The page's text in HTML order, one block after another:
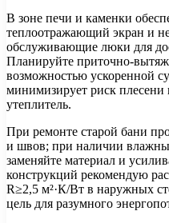
В зоне печи и каменки
теплоотражающий экран и
обслуживающие люки для
Планируйте приточно-
возможностью ускоренной
минимизирует риск плесени
утеплитель.
При ремонте старой бани
и швов; при наличии
заменяйте материал и
конструкций рекомендую
R≥2,5 м²·К/Вт в наружных
цель для разумного